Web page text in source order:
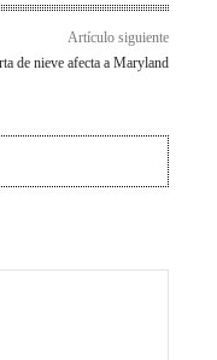
Artículo siguiente
de nieve afecta a Maryland